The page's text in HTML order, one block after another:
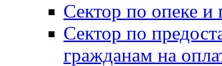
Сектор по опеке и
Сектор по
гражданам на